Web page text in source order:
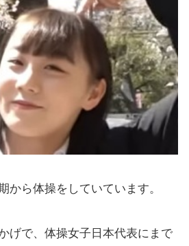
から体操をしていています。
げで、体操女子日本代表にまで